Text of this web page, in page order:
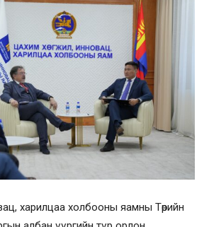
харилцаа холбооны яамны Төрийн